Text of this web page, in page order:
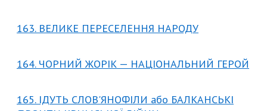
163. ВЕЛИКЕ ПЕРЕСЕЛЕННЯ НАРОДУ
164. ЧОРНИЙ ЖОРІК — НАЦІОНАЛЬНИЙ ГЕРОЙ
165. ІДУТЬ СЛОВ'ЯНОФІЛИ або БАЛКАНСЬКІ